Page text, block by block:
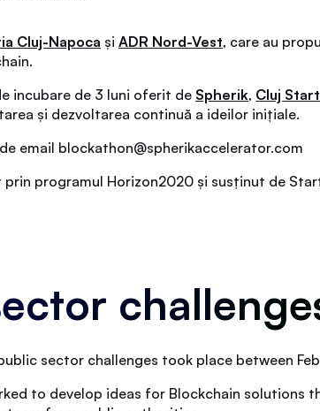
Cluj-Napoca și ADR Nord-Vest, care au
incubare de 3 luni oferit de Spherik, Cluj
și dezvoltarea continuă a ideilor inițiale.
email blockathon@spherikaccelerator.com
prin programul Horizon2020 și susținut de
sector challenges took place between
to develop ideas for Blockchain solutions